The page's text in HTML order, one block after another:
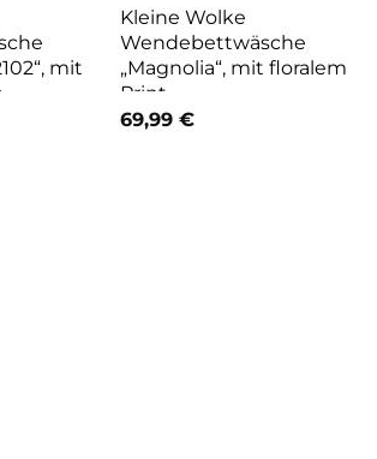
mit
Kleine Wolke
Wendebettwäsche
„Magnolia“, mit floralem
Print
69,99 €